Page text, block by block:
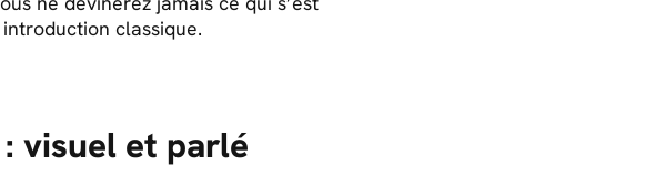
classique.
visuel et parlé